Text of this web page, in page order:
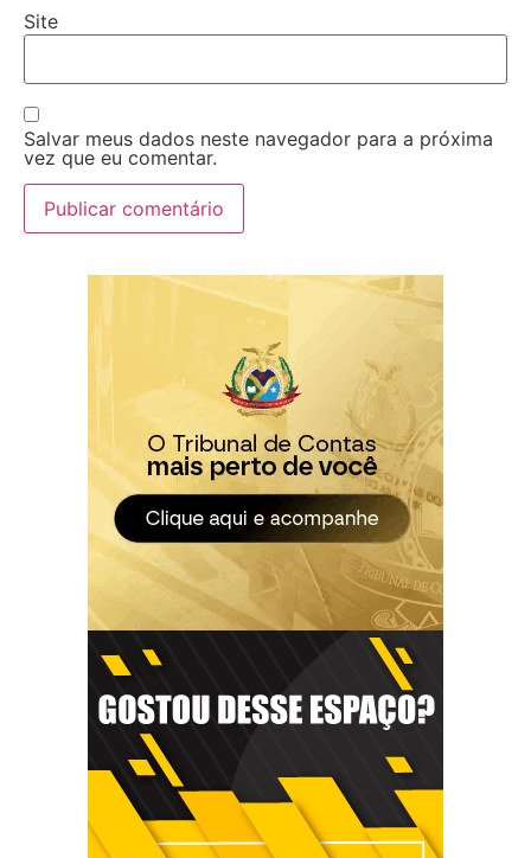
Site
Salvar meus dados neste navegador para a próxima
vez que eu comentar.